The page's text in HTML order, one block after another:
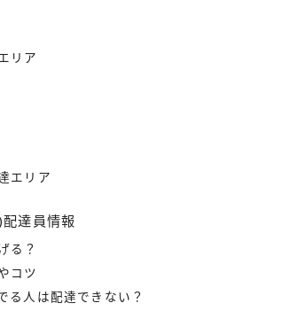
リア
エリア
達員情報
る？
コツ
る人は配達できない？